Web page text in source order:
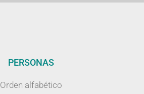
PERSONAS
Orden alfabético